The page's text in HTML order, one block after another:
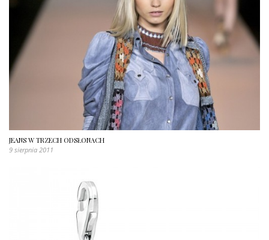
JEANS W TRZECH ODSŁONACH
9 sierpnia 2011